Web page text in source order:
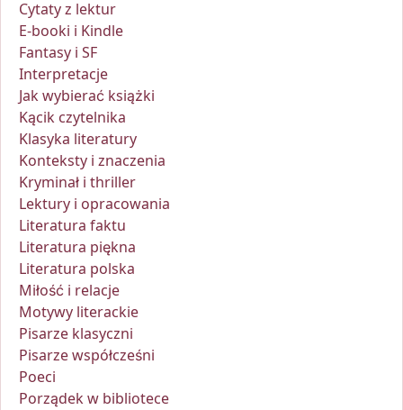
Cytaty z lektur
E-booki i Kindle
Fantasy i SF
Interpretacje
Jak wybierać książki
Kącik czytelnika
Klasyka literatury
Konteksty i znaczenia
Kryminał i thriller
Lektury i opracowania
Literatura faktu
Literatura piękna
Literatura polska
Miłość i relacje
Motywy literackie
Pisarze klasyczni
Pisarze współcześni
Poeci
Porządek w bibliotece